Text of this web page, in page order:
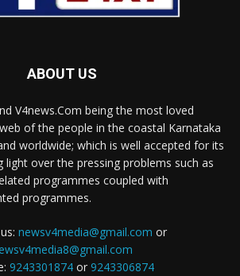
ABOUT US
V4news.Com being the most loved
of the people in the coastal Karnataka
worldwide; which is well accepted for its
light over the pressing problems such as
programmes coupled with
programmes.
newsv4media@gmail.com or
9243301874or 9243306874